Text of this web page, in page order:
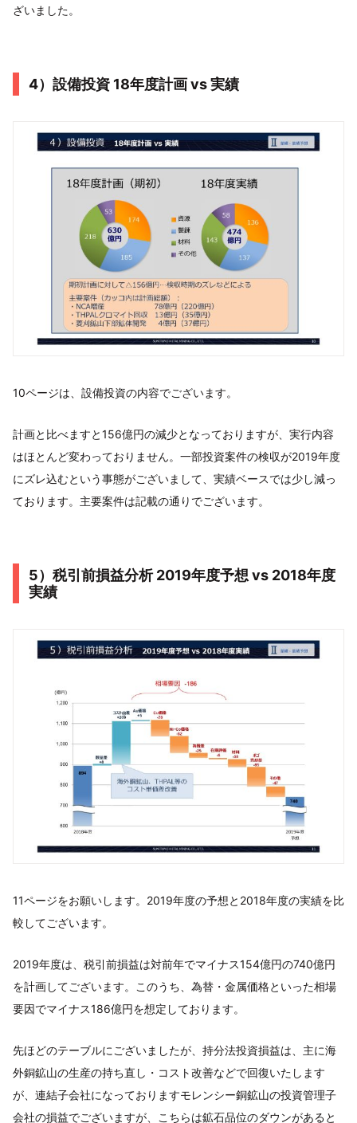
ざいました。
4）設備投資 18年度計画 vs 実績
10ページは、設備投資の内容でございます。
計画と比べますと156億円の減少となっておりますが、実行内容
はほとんど変わっておりません。一部投資案件の検収が2019年度
にズレ込むという事態がございまして、実績ベースでは少し減っ
ております。主要案件は記載の通りでございます。
5）税引前損益分析 2019年度予想 vs 2018年度
実績
11ページをお願いします。2019年度の予想と2018年度の実績を比
較してございます。
2019年度は、税引前損益は対前年でマイナス154億円の740億円
を計画してございます。このうち、為替・金属価格といった相場
要因でマイナス186億円を想定しております。
先ほどのテーブルにございましたが、持分法投資損益は、主に海
外銅鉱山の生産の持ち直し・コスト改善などで回復いたします
が、連結子会社になっておりますモレンシー銅鉱山の投資管理子
会社の損益でございますが、こちらは鉱石品位のダウンがあると